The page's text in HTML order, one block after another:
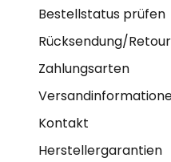
Bestellstatus prüfen
Rücksendung/
Zahlungsarten
Kontakt
Herstellergarantien